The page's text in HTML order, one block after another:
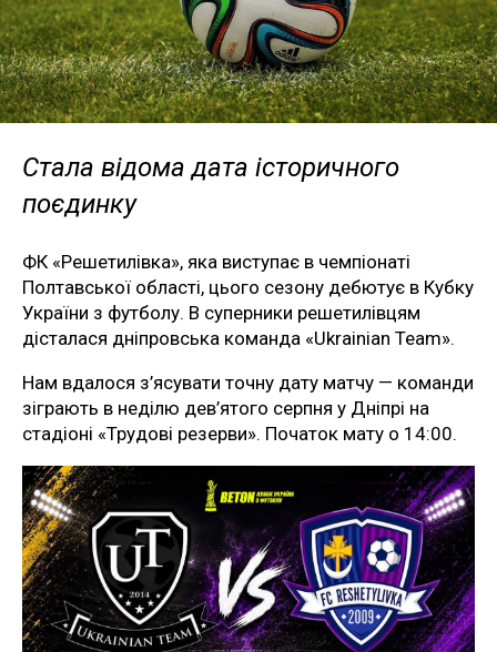
Стала відома дата історичного
поєдинку
ФК «Решетилівка», яка виступає в чемпіонаті
Полтавської області, цього сезону дебютує в Кубку
України з футболу. В суперники решетилівцям
дісталася дніпровська команда «Ukrainian Team».
Нам вдалося з’ясувати точну дату матчу — команди
зіграють в неділю дев’ятого серпня у Дніпрі на
стадіоні «Трудові резерви». Початок мату о 14:00.